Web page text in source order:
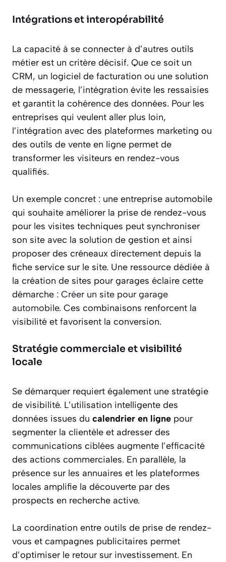
Intégrations et interopérabilité
La capacité à se connecter à d’autres outils
métier est un critère décisif. Que ce soit un
CRM, un logiciel de facturation ou une solution
de messagerie, l’intégration évite les ressaisies
et garantit la cohérence des données. Pour les
entreprises qui veulent aller plus loin,
l’intégration avec des plateformes marketing ou
des outils de vente en ligne permet de
transformer les visiteurs en rendez-vous
qualifiés.
Un exemple concret : une entreprise automobile
qui souhaite améliorer la prise de rendez-vous
pour les visites techniques peut synchroniser
son site avec la solution de gestion et ainsi
proposer des créneaux directement depuis la
fiche service sur le site. Une ressource dédiée à
la création de sites pour garages éclaire cette
démarche : Créer un site pour garage
automobile. Ces combinaisons renforcent la
visibilité et favorisent la conversion.
Stratégie commerciale et visibilité
locale
Se démarquer requiert également une stratégie
de visibilité. L’utilisation intelligente des
données issues du calendrier en ligne pour
segmenter la clientèle et adresser des
communications ciblées augmente l’efficacité
des actions commerciales. En parallèle, la
présence sur les annuaires et les plateformes
locales amplifie la découverte par des
prospects en recherche active.
La coordination entre outils de prise de rendez-
vous et campagnes publicitaires permet
d’optimiser le retour sur investissement. En